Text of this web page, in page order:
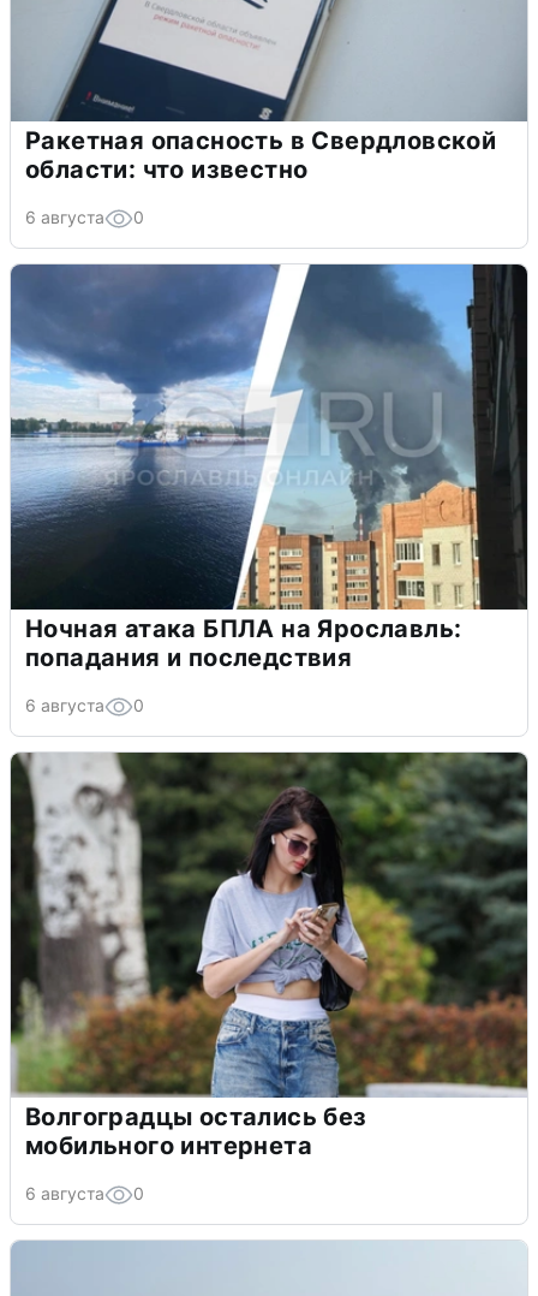
Ракетная опасность в Свердловской
области: что известно
6 августа 0
Ночная атака БПЛА на Ярославль:
попадания и последствия
6 августа 0
Волгоградцы остались без
мобильного интернета
6 августа 0